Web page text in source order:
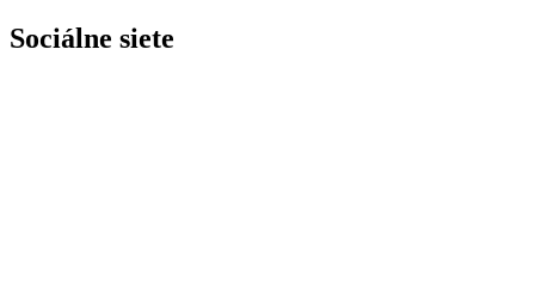
Sociálne siete